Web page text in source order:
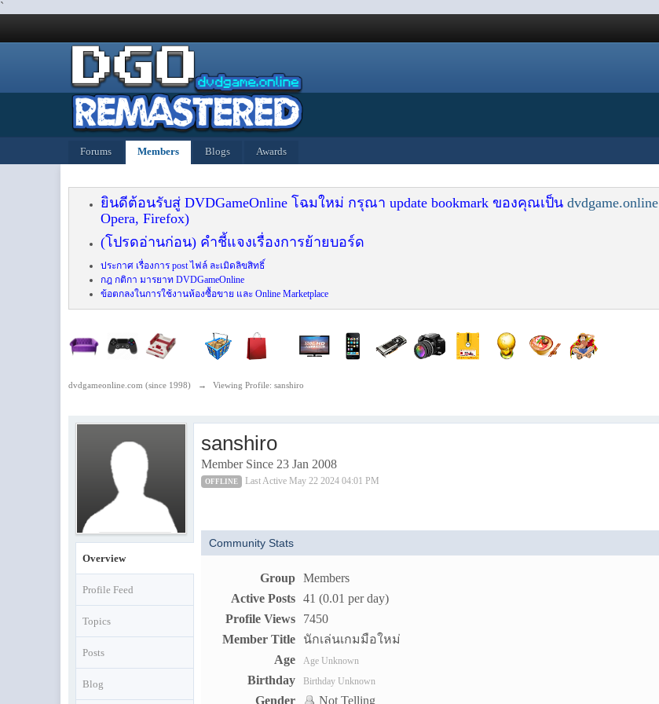
`
Forums Members Blogs Awards
ยินดีต้อนรับสู่ DVDGameOnline โฉมใหม่ กรุณา update bookmark ของคุณเป็นdvdgame.online
Opera, Firefox)
(โปรดอ่านก่อน) คำชี้แจงเรื่องการย้ายบอร์ด
ประกาศ เรื่องการ post ไฟล์ ละเมิดลิขสิทธิ์
กฎ กติกา มารยาท DVDGameOnline
ข้อตกลงในการใช้งานห้องซื้อขาย และ Online Marketplace
dvdgameonline.com (since 1998) → Viewing Profile: sanshiro
Overview
Profile Feed
Topics
Posts
Blog
sanshiro
Member Since 23 Jan 2008
OFFLINE Last Active May 22 2024 04:01 PM
Community Stats
Group
Members
Active Posts
41 (0.01 per day)
Profile Views
7450
Member Title
นักเล่นเกมมือใหม่
Age
Age Unknown
Birthday Birthday Unknown
Gender Not Telling